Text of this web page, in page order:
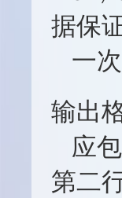
据保
一次
输出
应
第二